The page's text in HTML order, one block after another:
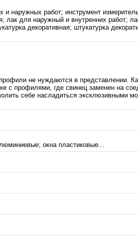
наружных работ; инструмент
для наружный и внутренних работ;
декоративная; штукатурка
не нуждаются в представлении.
профилями, где свинец заменен на
себе насладиться эксклюзивными
окна пластиковые...